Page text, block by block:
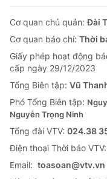
Cơ quan chủ quản:Đài
Cơ quan báo chí: Thời
Giấy phép hoạt động
cấp ngày 29/12/2023
Tổng Biên tập: Vũ
Phó Tổng Biên tập:
Nguyễn Trọng Ninh
Tổng đài VTV: 024.38
Ðiện thoại Thời báo VTV:
Email: toasoan@vtv.vn